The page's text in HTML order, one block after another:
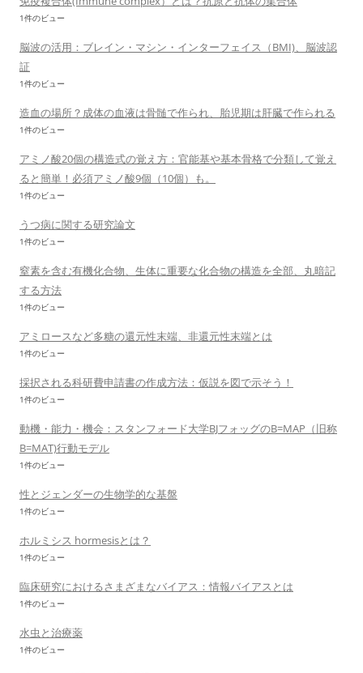
1件のビュー
脳波の活用：ブレイン・マシン・インターフェイス（BMI)、脳波認
証
1件のビュー
造血の場所？成体の血液は骨髄で作られ、胎児期は肝臓で作られる
1件のビュー
アミノ酸20個の構造式の覚え方：官能基や基本骨格で分類して覚え
ると簡単！必須アミノ酸9個（10個）も。
1件のビュー
うつ病に関する研究論文
1件のビュー
窒素を含む有機化合物、生体に重要な化合物の構造を全部、丸暗記
する方法
1件のビュー
アミロースなど多糖の還元性末端、非還元性末端とは
1件のビュー
採択される科研費申請書の作成方法：仮説を図で示そう！
1件のビュー
動機・能力・機会：スタンフォード大学BJフォッグのB=MAP（旧称
B=MAT)行動モデル
1件のビュー
性とジェンダーの生物学的な基盤
1件のビュー
ホルミシス hormesisとは？
1件のビュー
臨床研究におけるさまざまなバイアス：情報バイアスとは
1件のビュー
水虫と治療薬
1件のビュー